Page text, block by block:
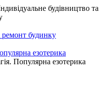
будівництво та
ремонт будинку
езотерика
Популярна езотерика